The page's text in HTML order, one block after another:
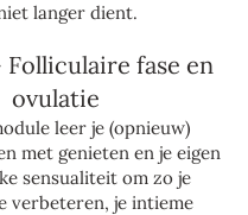
langer dient.
Folliculaire fase en
ovulatie ​
leer je (opnieuw)
met genieten en je eigen
sensualiteit om zo je
verbeteren, je intieme